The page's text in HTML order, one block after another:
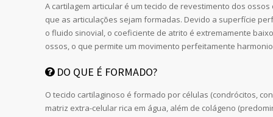
A cartilagem articular é um tecido de revestimento dos
que as articulações sejam formadas. Devido a superfície
o fluido sinovial, o coeficiente de atrito é extremamente
ossos, o que permite um movimento perfeitamente
DO QUE É FORMADO?
O tecido cartilaginoso é formado por células (condrócitos,
matriz extra-celular rica em água, além de colágeno